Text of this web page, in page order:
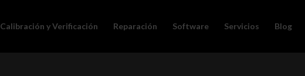
Calibración y Verificación Reparación Software Servicios Blog